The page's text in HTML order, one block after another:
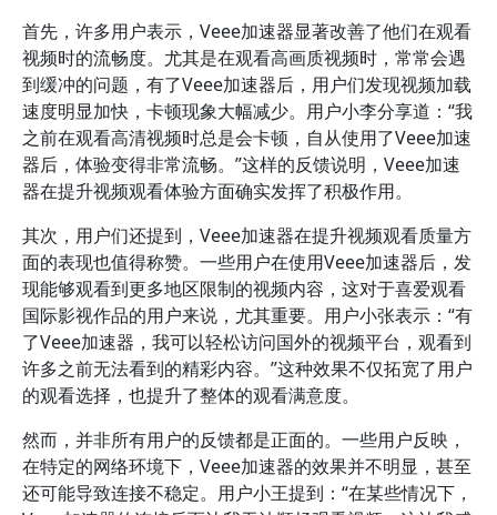
首先，许多用户表示，Veee加速器显著改善了他们在观看
视频时的流畅度。尤其是在观看高画质视频时，常常会遇
到缓冲的问题，有了Veee加速器后，用户们发现视频加载
速度明显加快，卡顿现象大幅减少。用户小李分享道：“我
之前在观看高清视频时总是会卡顿，自从使用了Veee加速
器后，体验变得非常流畅。”这样的反馈说明，Veee加速
器在提升视频观看体验方面确实发挥了积极作用。
其次，用户们还提到，Veee加速器在提升视频观看质量方
面的表现也值得称赞。一些用户在使用Veee加速器后，发
现能够观看到更多地区限制的视频内容，这对于喜爱观看
国际影视作品的用户来说，尤其重要。用户小张表示：“有
了Veee加速器，我可以轻松访问国外的视频平台，观看到
许多之前无法看到的精彩内容。”这种效果不仅拓宽了用户
的观看选择，也提升了整体的观看满意度。
然而，并非所有用户的反馈都是正面的。一些用户反映，
在特定的网络环境下，Veee加速器的效果并不明显，甚至
还可能导致连接不稳定。用户小王提到：“在某些情况下，